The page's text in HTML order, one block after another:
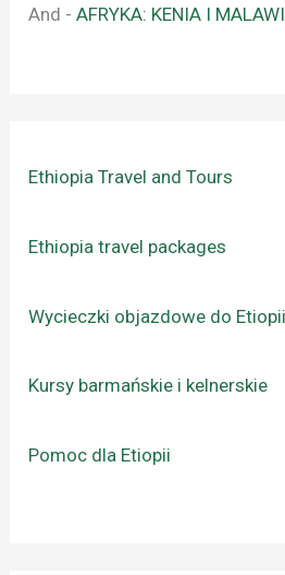
And -AFRYKA: KENIA I
Ethiopia Travel and Tours
Ethiopia travel packages
Wycieczki objazdowe do Etiopii
Kursy barmańskie i kelnerskie
Pomoc dla Etiopii